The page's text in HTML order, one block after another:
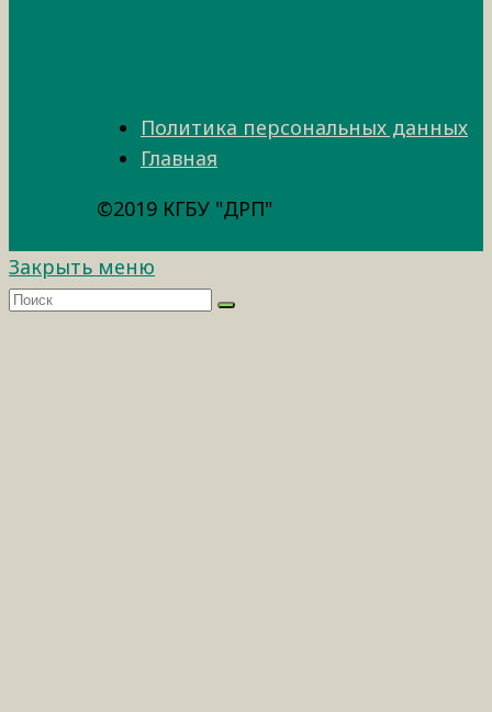
Политика персональных данных
Главная
©2019 КГБУ "ДРП"
Закрыть меню